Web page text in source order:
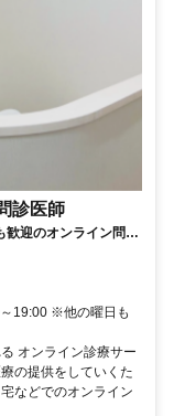
診医師
歓迎のオンライン問診
19:00 ※他の曜日も
オンライン診療サー
の提供をしていくた
などでのオンライン